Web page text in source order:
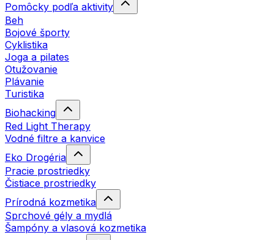
Pomôcky podľa aktivity
Beh
Bojové športy
Cyklistika
Joga a pilates
Otužovanie
Plávanie
Turistika
Biohacking
Red Light Therapy
Vodné filtre a kanvice
Eko Drogéria
Pracie prostriedky
Čistiace prostriedky
Prírodná kozmetika
Sprchové gély a mydlá
Šampóny a vlasová kozmetika